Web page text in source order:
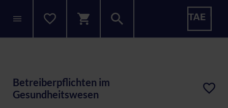
Betreiberpflichten im
Gesundheitswesen